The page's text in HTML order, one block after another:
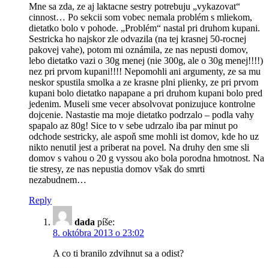
Mne sa zda, ze aj laktacne sestry potrebuju „vykazovat“
cinnost… Po sekcii som vobec nemala problém s mliekom,
dietatko bolo v pohode. „Problém“ nastal pri druhom kupani.
Sestricka ho najskor zle odvazila (na tej krasnej 50-rocnej
pakovej vahe), potom mi oznámila, ze nas nepusti domov,
lebo dietatko vazi o 30g menej (nie 300g, ale o 30g menej!!!!)
nez pri prvom kupani!!!! Nepomohli ani argumenty, ze sa mu
neskor spustila smolka a ze krasne plni plienky, ze pri prvom
kupani bolo dietatko napapane a pri druhom kupani bolo pred
jedenim. Museli sme vecer absolvovat ponizujuce kontrolne
dojcenie. Nastastie ma moje dietatko podrzalo – podla vahy
spapalo az 80g! Sice to v sebe udrzalo iba par minut po
odchode sestricky, ale aspoň sme mohli ist domov, kde ho uz
nikto nenutil jest a priberat na povel. Na druhy den sme sli
domov s vahou o 20 g vyssou ako bola porodna hmotnost. Na
tie stresy, ze nas nepustia domov však do smrti
nezabudnem…
Reply
dada píše:
8. októbra 2013 o 23:02
A co ti branilo zdvihnut sa a odist?